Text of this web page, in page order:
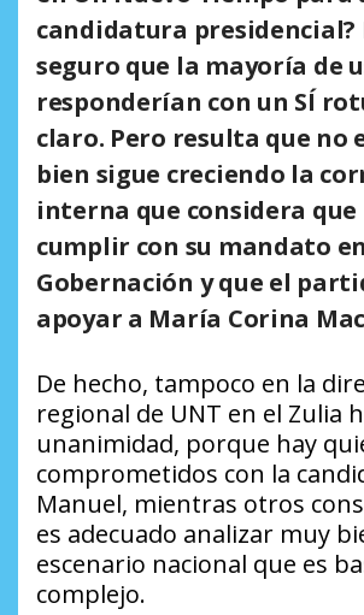
candidatura presidencial?
seguro que la mayoría de
responderían con un SÍ
claro. Pero resulta que no
bien sigue creciendo la
interna que considera que
cumplir con su mandato
Gobernación y que el
apoyar a María Corina
De hecho, tampoco en la
regional de UNT en el Zulia
unanimidad, porque hay
comprometidos con la
Manuel, mientras otros
es adecuado analizar muy
escenario nacional que es
complejo.